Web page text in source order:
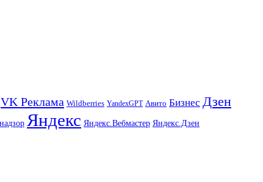
VK Реклама Wildberries YandexGPT Авито Бизнес Дзен
Яндекс Яндекс.Вебмастер Яндекс.Дзен